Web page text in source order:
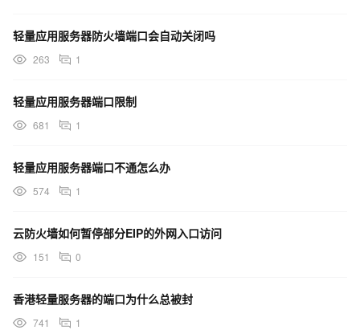
轻量应用服务器防火墙端口会自动关闭吗
263 1
轻量应用服务器端口限制
681 1
轻量应用服务器端口不通怎么办
574 1
云防火墙如何暂停部分EIP的外网入口访问
151 0
香港轻量服务器的端口为什么总被封
741 1